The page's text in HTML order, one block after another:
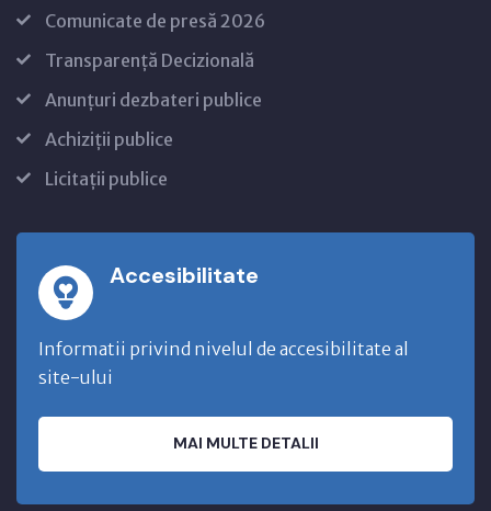
Comunicate de presă 2026
Transparență Decizională
Anunțuri dezbateri publice
Achiziții publice
Licitații publice
Accesibilitate
Informatii privind nivelul de accesibilitate al
site-ului
MAI MULTE DETALII